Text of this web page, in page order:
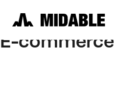
E-commerce